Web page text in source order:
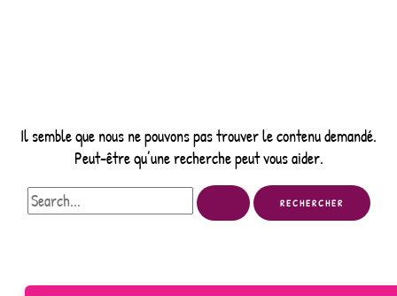
Il semble que nous ne pouvons pas trouver le contenu demandé.
Peut-être qu’une recherche peut vous aider.
Rechercher :